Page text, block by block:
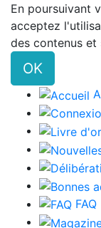
En poursuivant
acceptez
des contenus et
OK
FAQ